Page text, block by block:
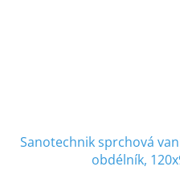
Sanotechnik sprchová
obdélník,